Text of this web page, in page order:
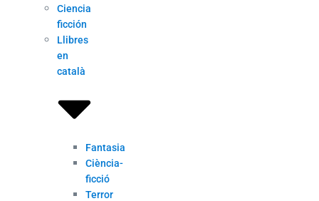
Ciencia
ficción
Llibres
en
català
Fantasia
Ciència-
ficció
Terror